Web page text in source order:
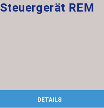
Steuergerät REM
DETAILS